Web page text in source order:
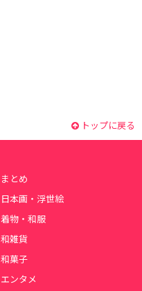
トップに戻る
まとめ
日本画・浮世絵
着物・和服
和雑貨
和菓子
エンタメ